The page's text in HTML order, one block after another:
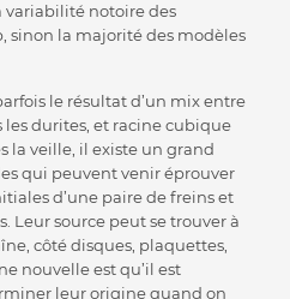
notoire des
sinon la majorité des modèles
le résultat d’un mix entre
durites, et racine cubique
la veille, il existe un grand
qui peuvent venir éprouver
d’une paire de freins et
Leur source peut se trouver à
côté disques, plaquettes,
nouvelle est qu’il est
leur origine quand on